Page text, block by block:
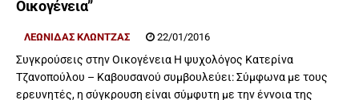
Οικογένεια”
ΛΕΩΝΊΔΑΣ ΚΛΏΝΤΖΑΣ 22/01/2016
Συγκρούσεις στην Οικογένεια Η ψυχολόγος Κατερίνα
Τζανοπούλου – Καβουσανού συμβουλεύει: Σύμφωνα με τους
ερευνητές, η σύγκρουση είναι σύμφυτη με την έννοια της